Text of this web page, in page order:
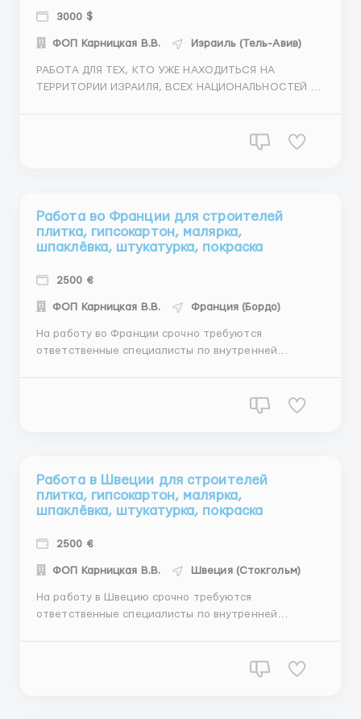
3000 $
ФОП Карницкая В.В. Израиль (Тель-Авив)
РАБОТА ДЛЯ ТЕХ, КТО УЖЕ НАХОДИТЬСЯ НА
ТЕРРИТОРИИ ИЗРАИЛЯ, ВСЕХ НАЦИОНАЛЬНОСТЕЙ И
+380677573770, также этот номер привязан к
Работа во Франции для строителей
плитка, гипсокартон, малярка,
шпаклёвка, штукатурка, покраска
2500 €
ФОП Карницкая В.В. Франция (Бордо)
На работу во Франции срочно требуются
ответственные специалисты по внутренней
работ Условия работы: Жильё предоставляется
Работа в Швеции для строителей
плитка, гипсокартон, малярка,
шпаклёвка, штукатурка, покраска
2500 €
ФОП Карницкая В.В. Швеция (Стокгольм)
На работу в Швецию срочно требуются
ответственные специалисты по внутренней
работ Условия работы: Жильё предоставляется